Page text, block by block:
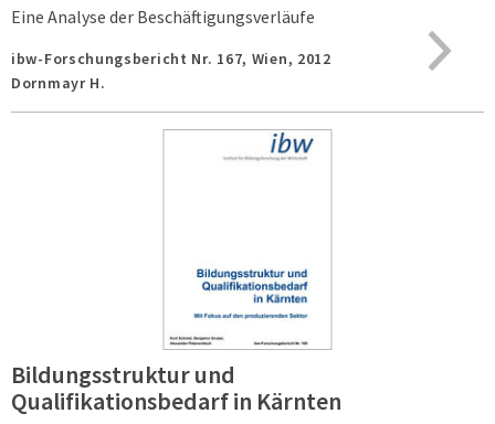
Eine Analyse der Beschäftigungsverläufe
ibw-Forschungsbericht Nr. 167, Wien, 2012
Dornmayr H.
Bildungsstruktur und
Qualifikationsbedarf in Kärnten